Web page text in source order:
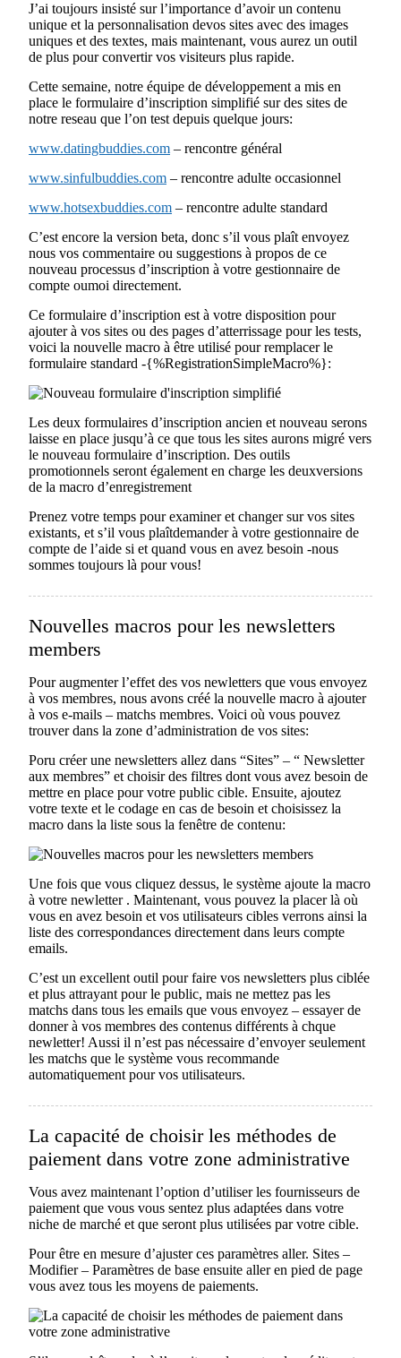
J’ai toujours insisté sur l’importance d’avoir un contenu
unique et la personnalisation devos sites avec des images
uniques et des textes, mais maintenant, vous aurez un outil
de plus pour convertir vos visiteurs plus rapide.
Cette semaine, notre équipe de développement a mis en
place le formulaire d’inscription simplifié sur des sites de
notre reseau que l’on test depuis quelque jours:
www.datingbuddies.com – rencontre général
www.sinfulbuddies.com – rencontre adulte occasionnel
www.hotsexbuddies.com – rencontre adulte standard
C’est encore la version beta, donc s’il vous plaît envoyez
nous vos commentaire ou suggestions à propos de ce
nouveau processus d’inscription à votre gestionnaire de
compte oumoi directement.
Ce formulaire d’inscription est à votre disposition pour
ajouter à vos sites ou des pages d’atterrissage pour les tests,
voici la nouvelle macro à être utilisé pour remplacer le
formulaire standard -{%RegistrationSimpleMacro%}:
Les deux formulaires d’inscription ancien et nouveau serons
laisse en place jusqu’à ce que tous les sites aurons migré vers
le nouveau formulaire d’inscription. Des outils
promotionnels seront également en charge les deuxversions
de la macro d’enregistrement
Prenez votre temps pour examiner et changer sur vos sites
existants, et s’il vous plaîtdemander à votre gestionnaire de
compte de l’aide si et quand vous en avez besoin -nous
sommes toujours là pour vous!
Nouvelles macros pour les newsletters
members
Pour augmenter l’effet des vos newletters que vous envoyez
à vos membres, nous avons créé la nouvelle macro à ajouter
à vos e-mails – matchs membres. Voici où vous pouvez
trouver dans la zone d’administration de vos sites:
Poru créer une newsletters allez dans “Sites” – “ Newsletter
aux membres” et choisir des filtres dont vous avez besoin de
mettre en place pour votre public cible. Ensuite, ajoutez
votre texte et le codage en cas de besoin et choisissez la
macro dans la liste sous la fenêtre de contenu:
Une fois que vous cliquez dessus, le système ajoute la macro
à votre newletter . Maintenant, vous pouvez la placer là où
vous en avez besoin et vos utilisateurs cibles verrons ainsi la
liste des correspondances directement dans leurs compte
emails.
C’est un excellent outil pour faire vos newsletters plus ciblée
et plus attrayant pour le public, mais ne mettez pas les
matchs dans tous les emails que vous envoyez – essayer de
donner à vos membres des contenus différents à chque
newletter! Aussi il n’est pas nécessaire d’envoyer seulement
les matchs que le système vous recommande
automatiquement pour vos utilisateurs.
La capacité de choisir les méthodes de
paiement dans votre zone administrative
Vous avez maintenant l’option d’utiliser les fournisseurs de
paiement que vous vous sentez plus adaptées dans votre
niche de marché et que seront plus utilisées par votre cible.
Pour être en mesure d’ajuster ces paramètres aller. Sites –
Modifier – Paramètres de base ensuite aller en pied de page
vous avez tous les moyens de paiements.